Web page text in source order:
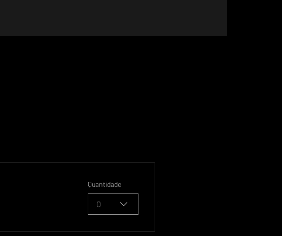
Quantidade
0